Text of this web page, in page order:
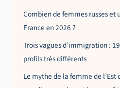
Combien de femmes russes
France en 2026 ?
Trois vagues d’immigration :
profils très différents
Le mythe de la femme de